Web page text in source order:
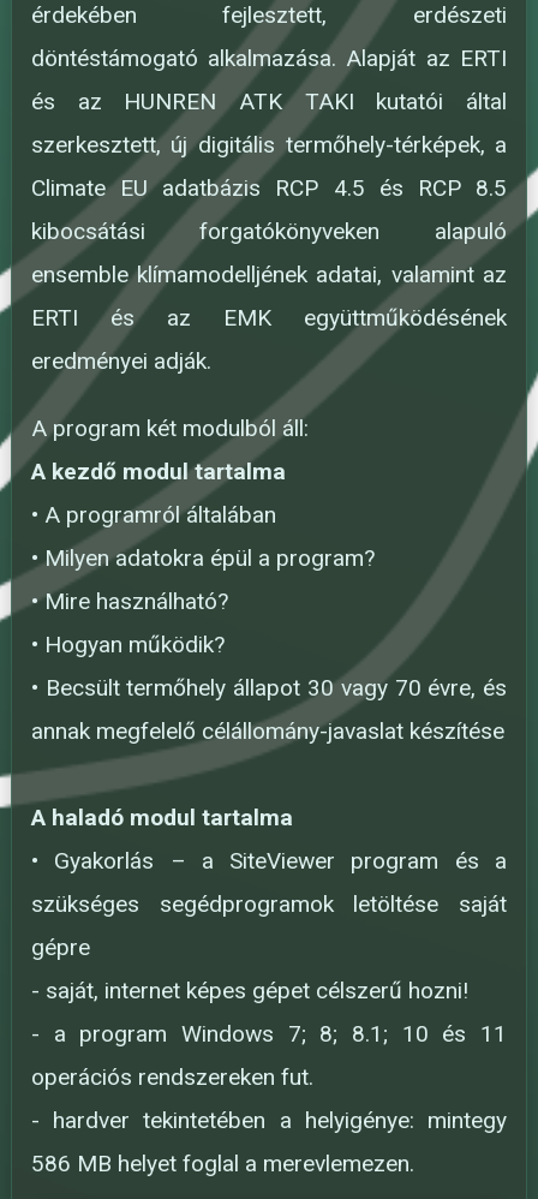
érdekében fejlesztett, erdészeti
döntéstámogató alkalmazása. Alapját az ERTI
és az HUNREN ATK TAKI kutatói által
szerkesztett, új digitális termőhely-térképek, a
Climate EU adatbázis RCP 4.5 és RCP 8.5
kibocsátási forgatókönyveken alapuló
ensemble klímamodelljének adatai, valamint az
ERTI és az EMK együttműködésének
eredményei adják.
A program két modulból áll:
A kezdő modul tartalma
• A programról általában
• Milyen adatokra épül a program?
• Mire használható?
• Hogyan működik?
• Becsült termőhely állapot 30 vagy 70 évre, és
annak megfelelő célállomány-javaslat készítése
A haladó modul tartalma
• Gyakorlás – a SiteViewer program és a
szükséges segédprogramok letöltése saját
gépre
- saját, internet képes gépet célszerű hozni!
- a program Windows 7; 8; 8.1; 10 és 11
operációs rendszereken fut.
- hardver tekintetében a helyigénye: mintegy
586 MB helyet foglal a merevlemezen.